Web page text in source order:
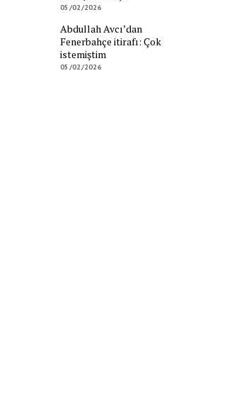
05/02/2026
Abdullah Avcı’dan
Fenerbahçe itirafı: Çok
istemiştim
05/02/2026